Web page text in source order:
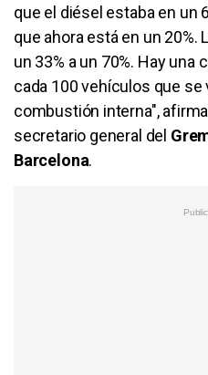
que el diésel estaba en un
que ahora está en un 20%.
un 33% a un 70%. Hay una
cada 100 vehículos que se
combustión interna", afirma
secretario general del
Barcelona.